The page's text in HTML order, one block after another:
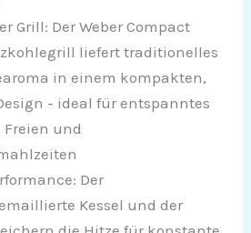
Grill: Der Weber Compact
liefert traditionelles
in einem kompakten,
- ideal für entspanntes
und
Der
Kessel und der